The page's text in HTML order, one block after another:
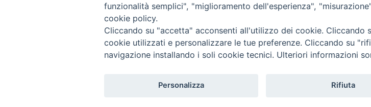
Copyright © 2019 - Tutti i diritti riservati - Vita Trentina Editrice
funzionalità semplici", "miglioramento dell'esperienza",
cookie policy.
Cliccando su "accetta" acconsenti all'utilizzo dei cookie. Cliccando
cookie utilizzati e personalizzare le tue preferenze. Cliccando su
navigazione installando i soli cookie tecnici. Ulteriori informazioni
Personalizza Rifiuta